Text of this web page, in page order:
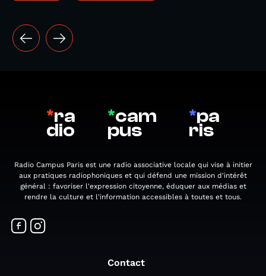
*ra
dio
*cam
pus
*pa
ris
Radio Campus Paris est une radio associative locale qui vise à initier
aux pratiques radiophoniques et qui défend une mission d'intérêt
général : favoriser l'expression citoyenne, éduquer aux médias et
rendre la culture et l'information accessibles à toutes et tous.
Contact